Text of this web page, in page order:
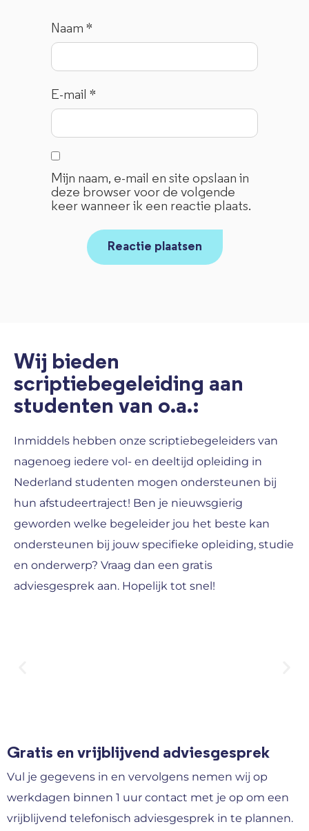
Naam*
E-mail*
Mijn naam, e-mail en site opslaan in
deze browser voor de volgende
keer wanneer ik een reactie plaats.
Wij bieden
scriptiebegeleiding aan
studenten van o.a.:
Inmiddels hebben onze scriptiebegeleiders van
nagenoeg iedere vol- en deeltijd opleiding in
Nederland studenten mogen ondersteunen bij
hun afstudeertraject! Ben je nieuwsgierig
geworden welke begeleider jou het beste kan
ondersteunen bij jouw specifieke opleiding, studie
en onderwerp? Vraag dan een gratis
adviesgesprek aan. Hopelijk tot snel!
Gratis en vrijblijvend adviesgesprek
Vul je gegevens in en vervolgens nemen wij op
werkdagen binnen 1 uur contact met je op om een
vrijblijvend telefonisch adviesgesprek in te plannen.